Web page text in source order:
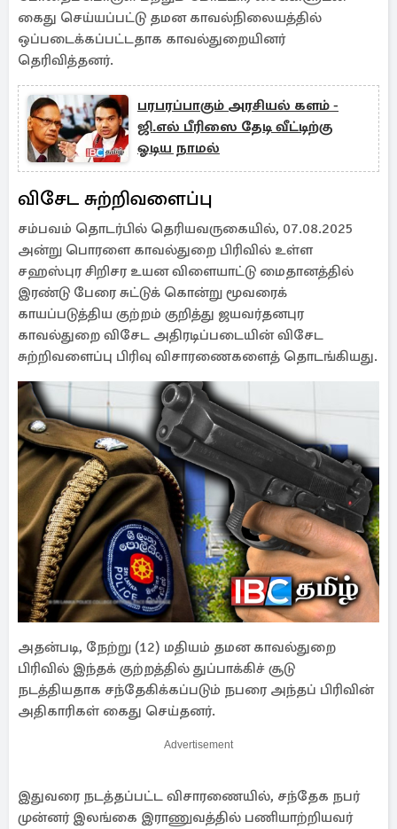
கைது செய்யப்பட்டு தமன காவல்நிலையத்தில்
ஒப்படைக்கப்பட்டதாக காவல்துறையினர்
தெரிவித்தனர்.
பரபரப்பாகும் அரசியல் களம் -
ஜி.எல் பீரிஸை தேடி வீட்டிற்கு
ஓடிய நாமல்
விசேட சுற்றிவளைப்பு
சம்பவம் தொடர்பில் தெரியவருகையில், 07.08.2025
அன்று பொரளை காவல்துறை பிரிவில் உள்ள
சஹஸ்புர சிறிசர உயன விளையாட்டு மைதானத்தில்
இரண்டு பேரை சுட்டுக் கொன்று மூவரைக்
காயப்படுத்திய குற்றம் குறித்து ஜயவர்தனபுர
காவல்துறை விசேட அதிரடிப்படையின் விசேட
சுற்றிவளைப்பு பிரிவு விசாரணைகளைத் தொடங்கியது.
அதன்படி, நேற்று (12) மதியம் தமன காவல்துறை
பிரிவில் இந்தக் குற்றத்தில் துப்பாக்கிச் சூடு
நடத்தியதாக சந்தேகிக்கப்படும் நபரை அந்தப் பிரிவின்
அதிகாரிகள் கைது செய்தனர்.
Advertisement
இதுவரை நடத்தப்பட்ட விசாரணையில், சந்தேக நபர்
முன்னர் இலங்கை இராணுவத்தில் பணியாற்றியவர்